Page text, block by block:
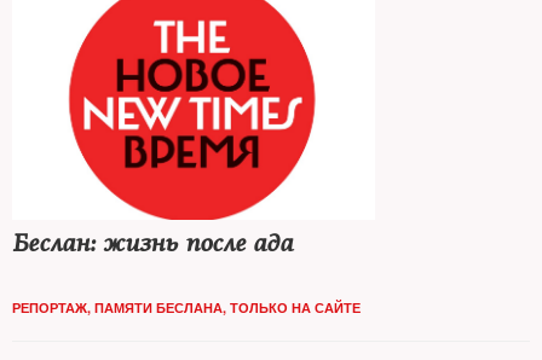
Беслан: жизнь после ада
РЕПОРТАЖ, ПАМЯТИ БЕСЛАНА, ТОЛЬКО НА САЙТЕ